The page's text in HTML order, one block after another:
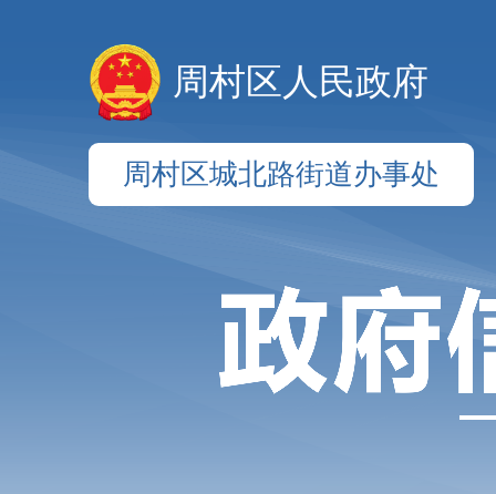
周村区人民政府
周村区城北路街道办事处